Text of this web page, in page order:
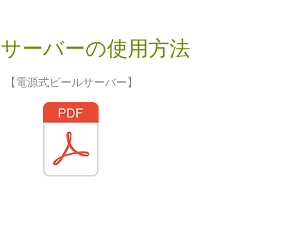
​サーバーの使用方法
【電源式ビールサーバー】